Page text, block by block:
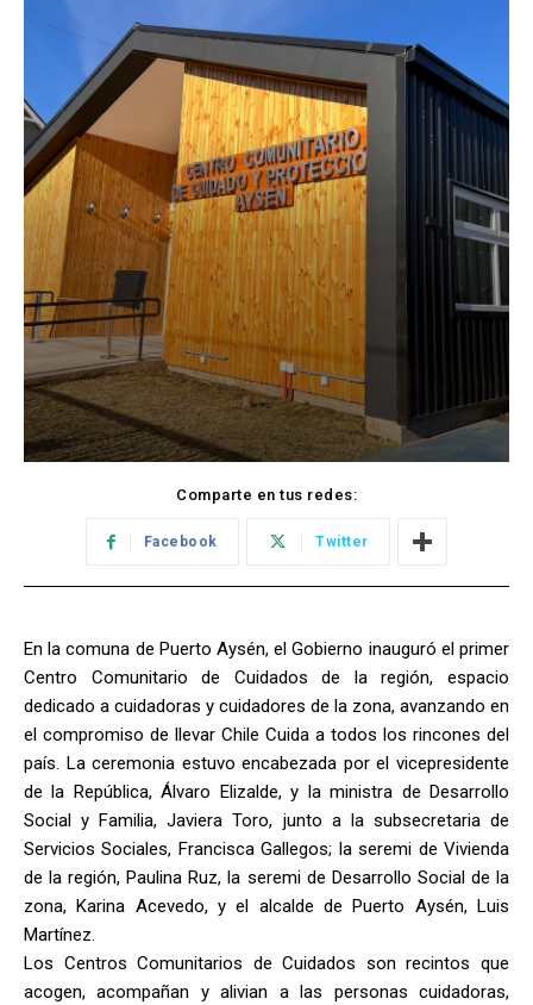
Comparte en tus redes:
Facebook Twitter
En la comuna de Puerto Aysén, el Gobierno inauguró el primer
Centro Comunitario de Cuidados de la región, espacio
dedicado a cuidadoras y cuidadores de la zona, avanzando en
el compromiso de llevar Chile Cuida a todos los rincones del
país. La ceremonia estuvo encabezada por el vicepresidente
de la República, Álvaro Elizalde, y la ministra de Desarrollo
Social y Familia, Javiera Toro, junto a la subsecretaria de
Servicios Sociales, Francisca Gallegos; la seremi de Vivienda
de la región, Paulina Ruz, la seremi de Desarrollo Social de la
zona, Karina Acevedo, y el alcalde de Puerto Aysén, Luis
Martínez.
Los Centros Comunitarios de Cuidados son recintos que
acogen, acompañan y alivian a las personas cuidadoras,